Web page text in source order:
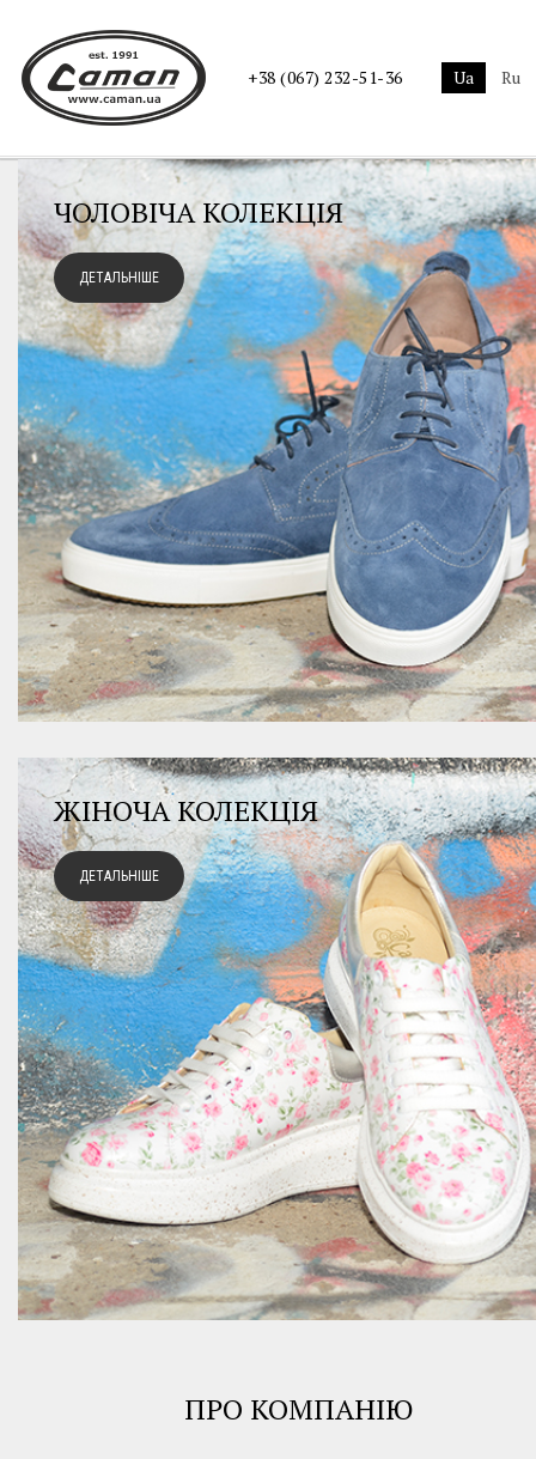
+38 (067) 232-51-36 ua ru
ЧОЛОВІЧА КОЛЕКЦІЯ
ДЕТАЛЬНІШЕ
ЖІНОЧА КОЛЕКЦІЯ
ДЕТАЛЬНІШЕ
ПРО КОМПАНІЮ